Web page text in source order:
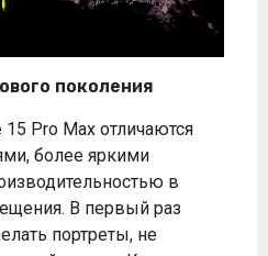
поколения
Pro Max отличаются
более яркими
в
В первый раз
портреты, не